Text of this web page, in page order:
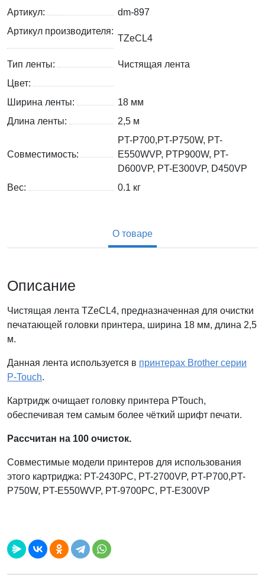
Артикул:
dm-897
Артикул производителя:
TZeCL4
Тип ленты:
Чистящая лента
Цвет:
Ширина ленты:
18 мм
Длина ленты:
2,5 м
Совместимость:
PT-P700,PT-P750W, PT-
E550WVP, PTP900W, PT-
D600VP, PT-E300VP, D450VP
Вес:
0.1 кг
О товаре
Описание
Чистящая лента TZeCL4, предназначенная для очистки
печатающей головки принтера, ширина 18 мм, длина 2,5
м.
Данная лента используется в принтерах Brother серии
P-Touch.
Картридж очищает головку принтера PTouch,
обеспечивая тем самым более чёткий шрифт печати.
Рассчитан на 100 очисток.
Совместимые модели принтеров для использования
этого картриджа: PT-2430PC, PT-2700VP, PT-P700,PT-
P750W, PT-E550WVP, PT-9700PC, PT-E300VP